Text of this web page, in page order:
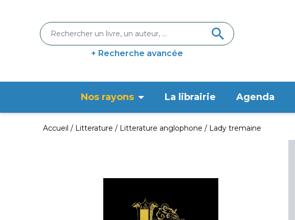
+ Recherche avancée
Nos rayons La librairie Agenda
Accueil Litterature Litterature anglophone Lady tremaine